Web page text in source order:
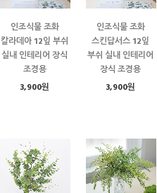
인조식물 조화
칼라데아 12잎 부쉬
실내 인테리어 장식
조경용
3,900원
인조식물 조화
스킨답서스 12잎
부쉬 실내 인테리어
장식 조경용
3,900원